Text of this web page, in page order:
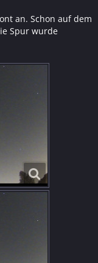
an. Schon auf dem
Spur wurde